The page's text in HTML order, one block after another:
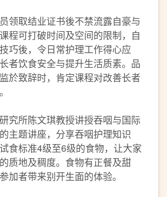
领取结业证书後不禁流露自豪与
程可打破时间及空间的限制，自
巧後，令日常护理工作得心应
者饮食安全与提升生活质素。品
於致辞时，肯定课程对改善长者
究所陈文琪教授讲授吞咽与国际
主题讲座，分享吞咽护理知识
食标准4级至6级的食物，让大家
质地及稠度。食物有正餐及甜
加者带来别开生面的体验。